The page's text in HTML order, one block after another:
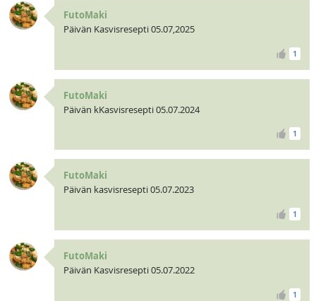
FutoMaki
Päivän Kasvisresepti 05.07,2025
1
FutoMaki
Päivän kKasvisresepti 05.07.2024
1
FutoMaki
Päivän kasvisresepti 05.07.2023
1
FutoMaki
Päivän Kasvisresepti 05.07.2022
1